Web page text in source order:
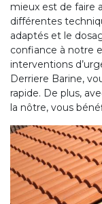
mieux est de faire
différentes
adaptés et le
confiance à notre
interventions
Derriere Barine,
rapide. De plus,
la nôtre, vous